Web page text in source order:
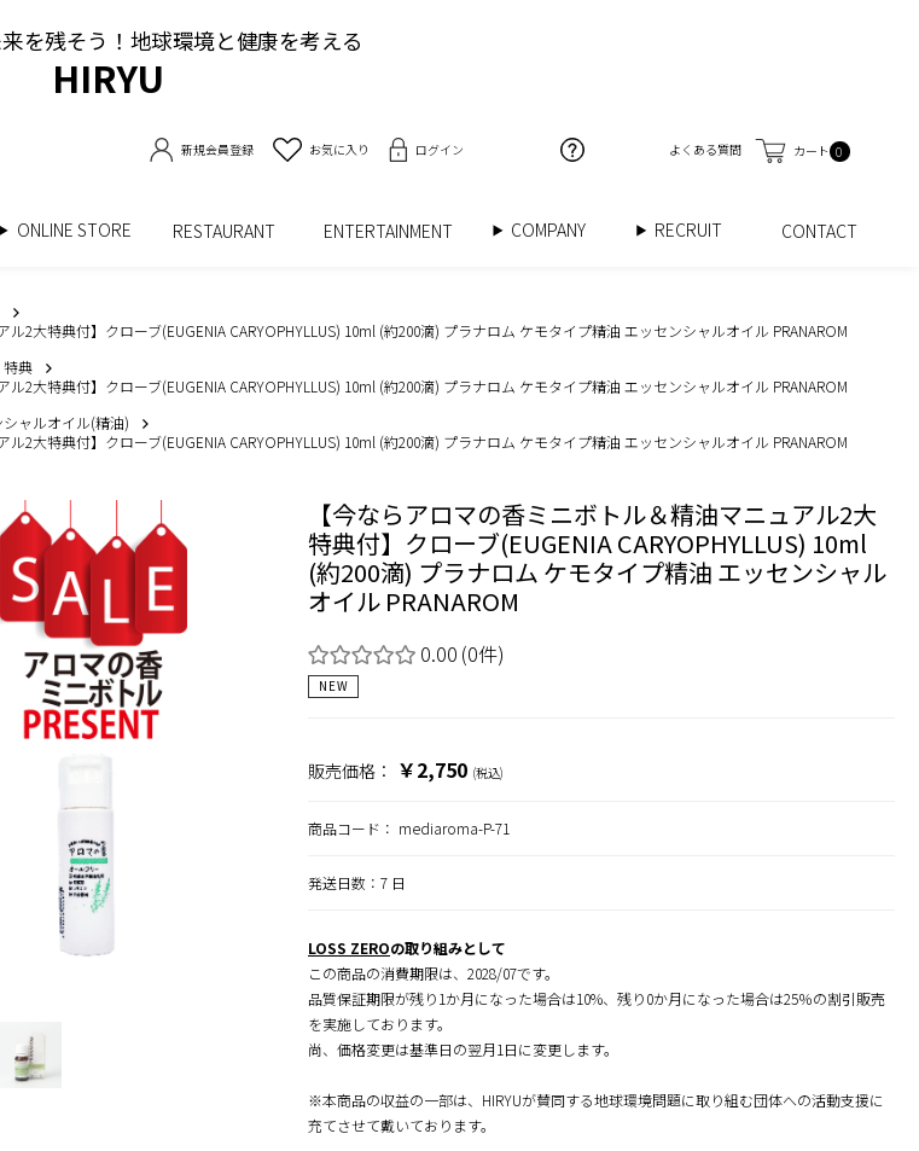
を残そう！地球環境と健康を考える
HIRYU
新規会員登録 お気に入り ログイン よくある質問 カート 0
ONLINE STORE RESTAURANT ENTERTAINMENT COMPANY RECRUIT CONTACT
2大特典付】クローブ(EUGENIA CARYOPHYLLUS) 10ml (約200滴) プラナロム ケモタイプ精油 エッセンシャルオイル PRANAROM
特典
2大特典付】クローブ(EUGENIA CARYOPHYLLUS) 10ml (約200滴) プラナロム ケモタイプ精油 エッセンシャルオイル PRANAROM
ャルオイル(精油)
2大特典付】クローブ(EUGENIA CARYOPHYLLUS) 10ml (約200滴) プラナロム ケモタイプ精油 エッセンシャルオイル PRANAROM
【今ならアロマの香ミニボトル＆精油マニュアル2大
特典付】クローブ(EUGENIA CARYOPHYLLUS) 10ml
(約200滴) プラナロム ケモタイプ精油 エッセンシャル
オイル PRANAROM
0.00 (0件)
NEW
販売価格： ￥2,750 (税込)
商品コード： mediaroma-P-71
発送日数：7 日
LOSS ZEROの取り組みとして
この商品の消費期限は、2028/07です。
品質保証期限が残り1か月になった場合は10%、残り0か月になった場合は25％の割引販売
を実施しております。
尚、価格変更は基準日の翌月1日に変更します。
※本商品の収益の一部は、HIRYUが賛同する地球環境問題に取り組む団体への活動支援に
充てさせて戴いております。